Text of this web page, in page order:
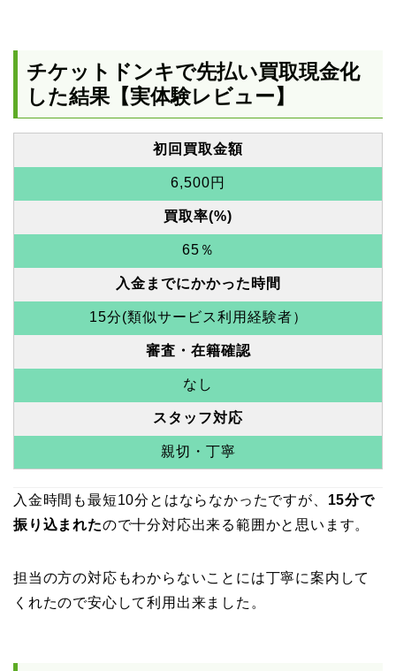
チケットドンキで先払い買取現金化
した結果【実体験レビュー】
初回買取金額
6,500円
買取率(%)
65％
入金までにかかった時間
15分(類似サービス利用経験者）
審査・在籍確認
なし
スタッフ対応
親切・丁寧
入金時間も最短10分とはならなかったですが、 15分で
振り込まれたので十分対応出来る範囲かと思います。
担当の方の対応もわからないことには丁寧に案内して
くれたので安心して利用出来ました。